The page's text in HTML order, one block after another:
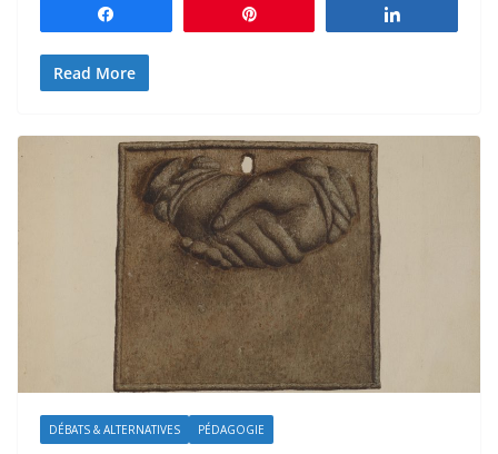
Read More
DÉBATS & ALTERNATIVES PÉDAGOGIE